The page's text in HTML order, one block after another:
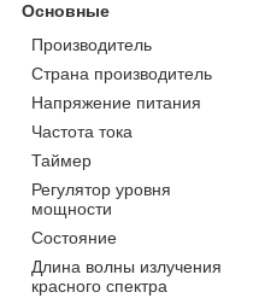
Основные
Производитель
Страна производитель
Напряжение питания
Частота тока
Таймер
Регулятор уровня
мощности
Состояние
Длина волны излучения
красного спектра